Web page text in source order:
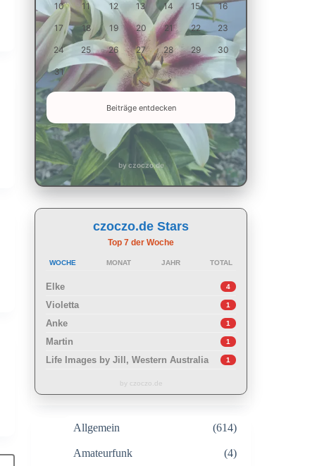
10 11 12 13 14 15 16
17 18 19 20 21 22 23
24 25 26 27 28 29 30
31
Beiträge entdecken
by czoczo.de
czoczo.de Stars
Top 7 der Woche
WOCHE MONAT JAHR TOTAL
Elke 4
Violetta 1
Anke 1
Martin 1
Life Images by Jill, Western Australia 1
by czoczo.de
Allgemein (614)
Amateurfunk (4)